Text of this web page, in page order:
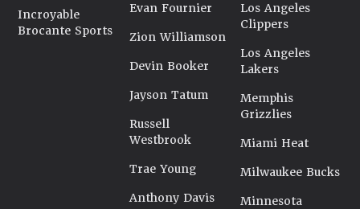
Incroyable
Brocante Sports
Evan Fournier
Zion Williamson
Devin Booker
Jayson Tatum
Russell
Westbrook
Trae Young
Anthony Davis
Los Angeles
Clippers
Los Angeles
Lakers
Memphis
Grizzlies
Miami Heat
Milwaukee Bucks
Minnesota